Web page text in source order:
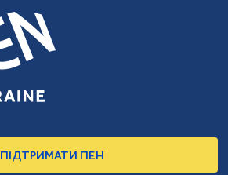
ПІДТРИМАТИ ПЕН